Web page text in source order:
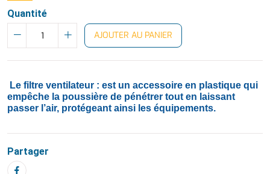
Quantité
AJOUTER AU PANIER
Le filtre ventilateur : est un accessoire en plastique qui
empêche la poussière de pénétrer tout en laissant
passer l’air, protégeant ainsi les équipements.
Partager